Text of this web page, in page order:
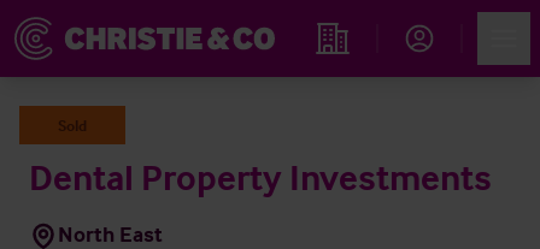
Rechercher un hôtel
Sold
Dental Property Investments
North East